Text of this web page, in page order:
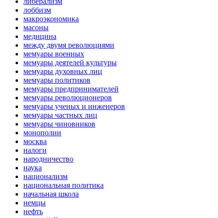
лоббизм
макроэкономика
масоны
медицина
между двумя революциями
мемуары военных
мемуары деятелей культуры
мемуары духовных лиц
мемуары политиков
мемуары предпринимателей
мемуары революционеров
мемуары ученых и инженеров
мемуары частных лиц
мемуары чиновников
монополии
москва
налоги
народничество
наука
национализм
национальная политика
начальная школа
немцы
нефть